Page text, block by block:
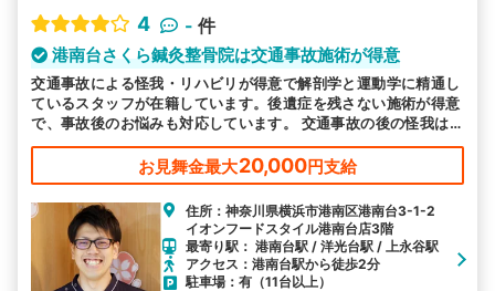
4
- 件
港南台さくら鍼灸整骨院は交通事故施術が得意
交通事故による怪我・リハビリが得意で解剖学と運動学に精通し
ているスタッフが在籍しています。後遺症を残さない施術が得意
で、事故後のお悩みも対応しています。 交通事故の後の怪我は
当院にお任せください。
お見舞金最大20,000円支給
住所：神奈川県横浜市港南区港南台3-1-2
イオンフードスタイル港南台店3階
最寄り駅： 港南台駅 / 洋光台駅 / 上永谷駅
アクセス：港南台駅から徒歩2分
駐車場：有（11台以上）